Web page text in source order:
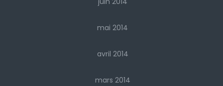
mai 2014
avril 2014
mars 2014